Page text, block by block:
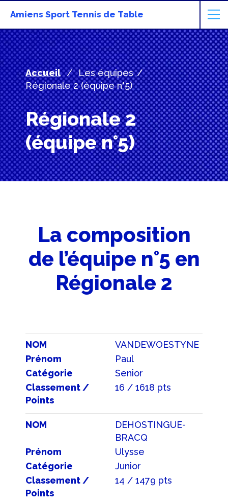
Amiens Sport Tennis de Table
Accueil
Les équipes
Régionale 2 (équipe n°5)
Régionale 2
(équipe n°5)
La composition
de l’équipe n°5 en
Régionale 2
NOM
VANDEWOESTYNE
Prénom
Paul
Catégorie
Senior
Classement /
Points
16 / 1618 pts
NOM
DEHOSTINGUE-
BRACQ
Prénom
Ulysse
Catégorie
Junior
Classement /
Points
14 / 1479 pts